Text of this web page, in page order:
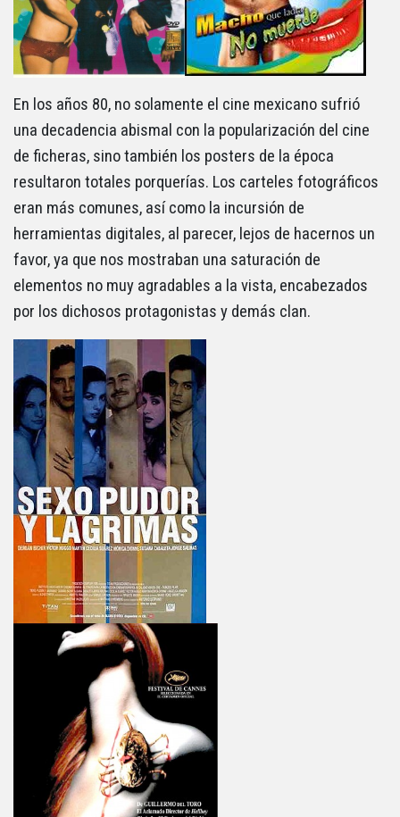
En los años 80, no solamente el cine mexicano sufrió
una decadencia abismal con la popularización del cine
de ficheras, sino también los posters de la época
resultaron totales porquerías. Los carteles fotográficos
eran más comunes, así como la incursión de
herramientas digitales, al parecer, lejos de hacernos un
favor, ya que nos mostraban una saturación de
elementos no muy agradables a la vista, encabezados
por los dichosos protagonistas y demás clan.